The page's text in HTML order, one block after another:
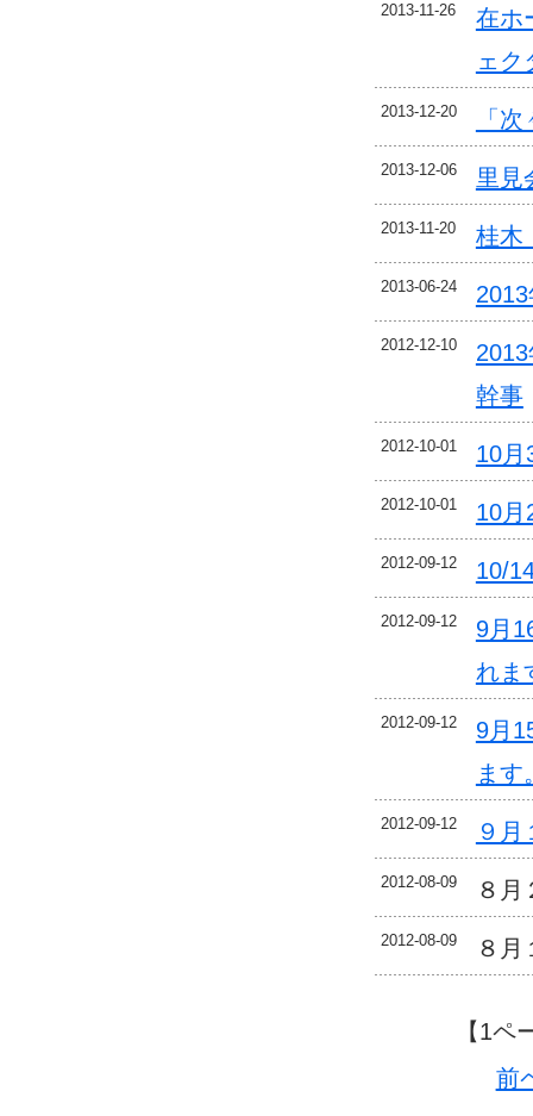
2013-11-26
在ホ
ェク
2013-12-20 「
2013-12-06 里見
2013-11-20 桂木
2013-06-24
2012-12-10
幹事
2012-10-01 10月
2012-10-01 10月
2012-09-12 10/
2012-09-12
9月
れま
2012-09-12
9月
ます
2012-09-12 ９
2012-08-09 ８
2012-08-09 ８月
【1
前